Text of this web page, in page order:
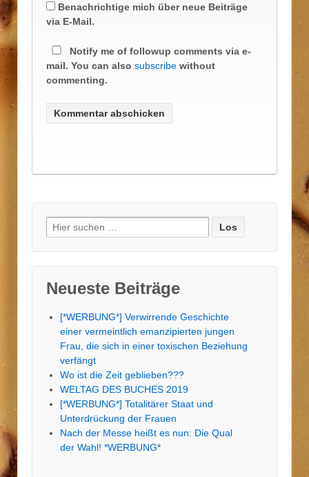
Benachrichtige mich über neue Beiträge
via E-Mail.
Notify me of followup comments via e-
mail. You can also subscribe without
commenting.
Suche
nach:
Neueste Beiträge
[*WERBUNG*] Verwirrende Geschichte
einer vermeintlich emanzipierten jungen
Frau, die sich in einer toxischen Beziehung
verfängt
Wo ist die Zeit geblieben???
WELTAG DES BUCHES 2019
[*WERBUNG*] Totalitärer Staat und
Unterdrückung der Frauen
Nach der Messe heißt es nun: Die Qual
der Wahl! *WERBUNG*